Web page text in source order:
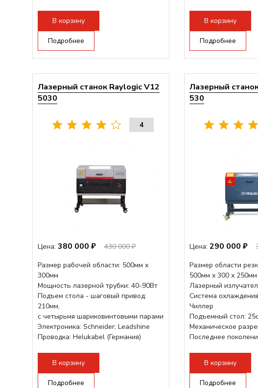
В корзину
Подробнее
В корзину
Подробнее
Лазерный станок Raylogic V12
5030
4
Цена: 380 000 ₽
430 000 ₽
Размер рабочей области: 500мм х
300мм
Мощность лазерной трубки: 40-90Вт
Подъем стола - шаговый привод:
210мм,
с четырьмя шариковинтовыми парами
Электроника: Schneider; Leadshine
Проводка: Helukabel (Германия)
В корзину
Подробнее
Лазерный
530
Цена: 290 000 ₽
Размер области
500мм х 300 х 250мм
Лазерный
Система
Чиллер
Подъемный стол:
Механическое
Последнее
В корзину
Подробнее